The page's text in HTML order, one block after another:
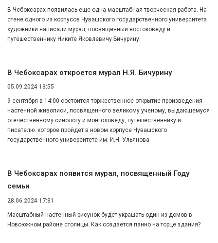
В Чебоксарах появилась еще одна масштабная творческая работа. На
стене одного из корпусов Чувашского государственного университета
художники написали мурал, посвященный востоковеду и
путешественнику Никите Яковлевичу Бичурину.
В Чебоксарах откроется мурал Н.Я. Бичурину
05.09.2024 13:55
9 сентября в 14:00 состоится торжественное открытие произведения
настенной живописи, посвященного великому ученому, выдающемуся
отечественному синологу и монголоведу, путешественнику и
писателю. которое пройдет в новом корпусе Чувашского
государственного университета им. И.Н. Ульянова.
В Чебоксарах появится мурал, посвященный Году
семьи
28.06.2024 17:31
Масштабный настенный рисунок будет украшать один из домов в
Новоюжном районе столицы. Как создается панно на торце здания?